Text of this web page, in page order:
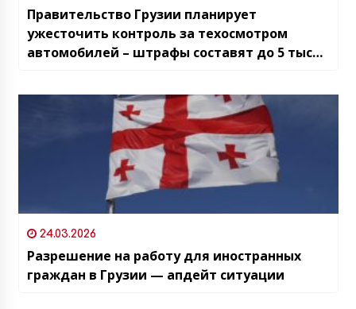
Правительство Грузии планирует
ужесточить контроль за техосмотром
автомобилей – штрафы составят до 5 тысяч
24.03.2026
Разрешение на работу для иностранных
граждан в Грузии — апдейт ситуации